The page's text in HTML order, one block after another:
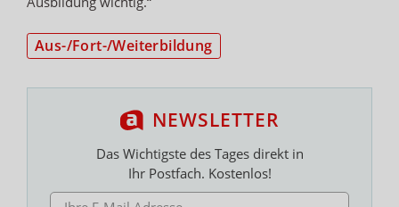
Aus-/Fort-/Weiterbildung
NEWSLETTER
Das Wichtigste des Tages direkt in
Ihr Postfach. Kostenlos!
E-MAIL ADRESSE